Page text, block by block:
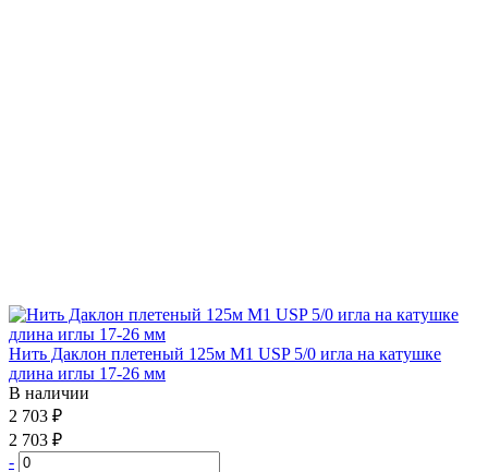
Нить Даклон плетеный 125м М1 USP 5/0 игла на катушке
длина иглы 17-26 мм
В наличии
2 703 ₽
2 703 ₽
-